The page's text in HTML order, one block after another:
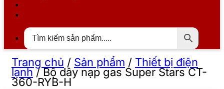
Trang chủ / Sản phẩm / Thiết bị điện
lạnh/Bộ dây nạp gas Super Stars CT-
360-RYB-H